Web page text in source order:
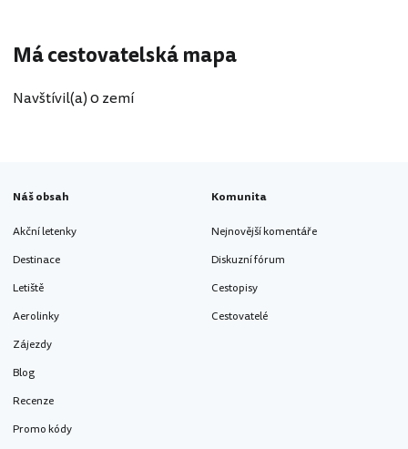
Má cestovatelská mapa
Navštívil(a) 0 zemí
Náš obsah
Akční letenky
Destinace
Letiště
Aerolinky
Zájezdy
Blog
Recenze
Promo kódy
Komunita
Nejnovější komentáře
Diskuzní fórum
Cestopisy
Cestovatelé